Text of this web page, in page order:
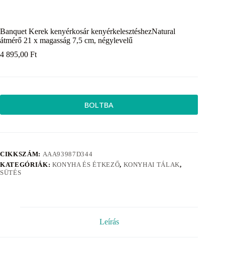
Banquet Kerek kenyérkosár kenyérkelesztéshezNatural
átmérő 21 x magasság 7,5 cm, négylevelű
4 895,00 Ft
BOLTBA
CIKKSZÁM: AAA93987D344
KATEGÓRIÁK: KONYHA ÉS ÉTKEZŐ, KONYHAI TÁLAK,
SÜTÉS
Leírás